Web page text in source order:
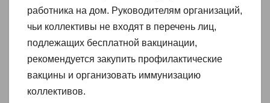
работника на дом. Руководителям организаций,
чьи коллективы не входят в перечень лиц,
подлежащих бесплатной вакцинации,
рекомендуется закупить профилактические
вакцины и организовать иммунизацию
коллективов.